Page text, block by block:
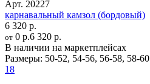
Арт. 20227
карнавальный камзол (бордовый)
6 320 р.
от 0 р.6 320 р.
В наличии на маркетплейсах
Размеры: 50-52, 54-56, 56-58, 58-60
18